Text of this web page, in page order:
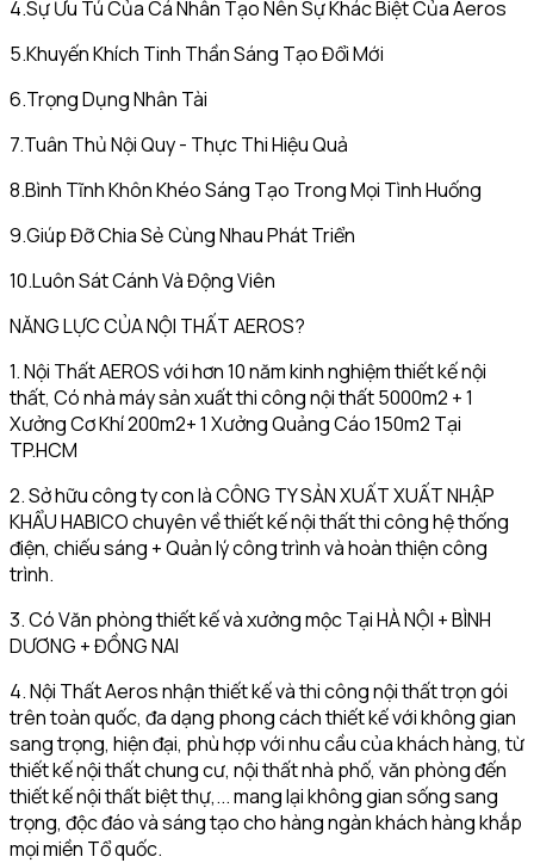
4.Sự Ưu Tú Của Cá Nhân Tạo Nên Sự Khác Biệt Của Aeros
5.Khuyến Khích Tinh Thần Sáng Tạo Đổi Mới
6.Trọng Dụng Nhân Tài
7.Tuân Thủ Nội Quy - Thực Thi Hiệu Quả
8.Bình Tĩnh Khôn Khéo Sáng Tạo Trong Mọi Tình Huống
9.Giúp Đỡ Chia Sẻ Cùng Nhau Phát Triển
10.Luôn Sát Cánh Và Động Viên
NĂNG LỰC CỦA NỘI THẤT AEROS?
1. Nội Thất AEROS với hơn 10 năm kinh nghiệm thiết kế nội
thất, Có nhà máy sản xuất thi công nội thất 5000m2 + 1
Xưởng Cơ Khí 200m2+ 1 Xưởng Quảng Cáo 150m2 Tại
TP.HCM
2. Sở hữu công ty con là CÔNG TY SẢN XUẤT XUẤT NHẬP
KHẨU HABICO chuyên về thiết kế nội thất thi công hệ thống
điện, chiếu sáng + Quản lý công trình và hoàn thiện công
trình.
3. Có Văn phòng thiết kế và xưởng mộc Tại HÀ NỘI + BÌNH
DƯƠNG + ĐỒNG NAI
4. Nội Thất Aeros nhận thiết kế và thi công nội thất trọn gói
trên toàn quốc, đa dạng phong cách thiết kế với không gian
sang trọng, hiện đại, phù hợp với nhu cầu của khách hàng, từ
thiết kế nội thất chung cư, nội thất nhà phố, văn phòng đến
thiết kế nội thất biệt thự,... mang lại không gian sống sang
trọng, độc đáo và sáng tạo cho hàng ngàn khách hàng khắp
mọi miền Tổ quốc.